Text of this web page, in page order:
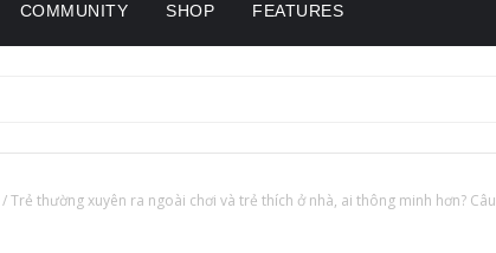
COMMUNITY SHOP FEATURES
/Trẻ thường xuyên ra ngoài chơi và trẻ thích ở nhà, ai thông minh hơn? Câu